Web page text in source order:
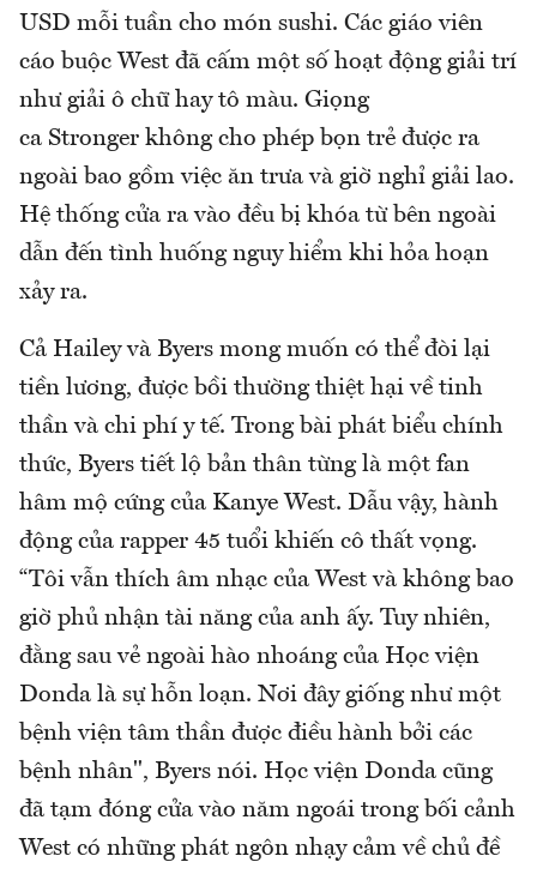
USD mỗi tuần cho món sushi. Các giáo viên
cáo buộc West đã cấm một số hoạt động giải trí
như giải ô chữ hay tô màu. Giọng
ca Stronger không cho phép bọn trẻ được ra
ngoài bao gồm việc ăn trưa và giờ nghỉ giải lao.
Hệ thống cửa ra vào đều bị khóa từ bên ngoài
dẫn đến tình huống nguy hiểm khi hỏa hoạn
xảy ra.
Cả Hailey và Byers mong muốn có thể đòi lại
tiền lương, được bồi thường thiệt hại về tinh
thần và chi phí y tế. Trong bài phát biểu chính
thức, Byers tiết lộ bản thân từng là một fan
hâm mộ cứng của Kanye West. Dẫu vậy, hành
động của rapper 45 tuổi khiến cô thất vọng.
“Tôi vẫn thích âm nhạc của West và không bao
giờ phủ nhận tài năng của anh ấy. Tuy nhiên,
đằng sau vẻ ngoài hào nhoáng của Học viện
Donda là sự hỗn loạn. Nơi đây giống như một
bệnh viện tâm thần được điều hành bởi các
bệnh nhân", Byers nói. Học viện Donda cũng
đã tạm đóng cửa vào năm ngoái trong bối cảnh
West có những phát ngôn nhạy cảm về chủ đề